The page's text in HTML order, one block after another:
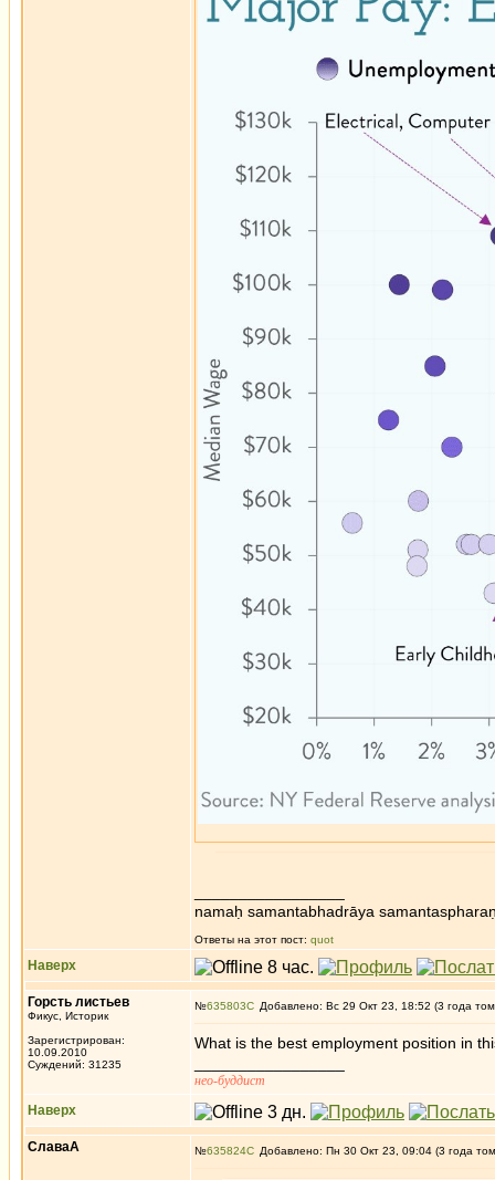
namaḥ samantabhadrāya
Ответы на этот пост: quot
Наверх
Горсть листьев
Фикус, Историк
Зарегистрирован:
10.09.2010
Суждений: 31235
№635803 Добавлено: Вс 29 Окт 23, 18:52 (3 года
What is the best employment position in
нео-буддист
Наверх
СлаваА №635824 Добавлено: Пн 30 Окт 23, 09:04 (3 года